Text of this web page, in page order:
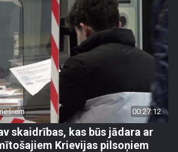
00:27:12
skaidrības, kas būs jādara ar
Krievijas pilsoņiem